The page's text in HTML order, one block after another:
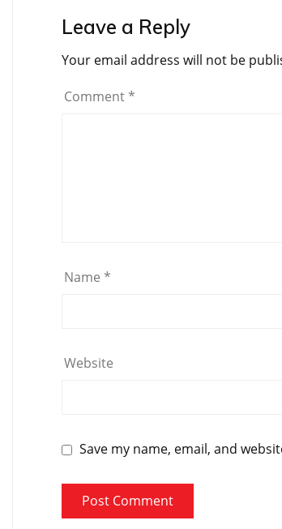
Leave a Reply
Your email address will not be
Comment *
Name *
Website
Save my name, email, and